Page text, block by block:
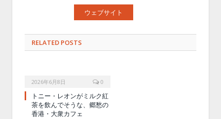
ウェブサイト
RELATED POSTS
2026年6月8日 0
トニー・レオンがミルク紅
茶を飲んでそうな、郷愁の
香港・大衆カフェ